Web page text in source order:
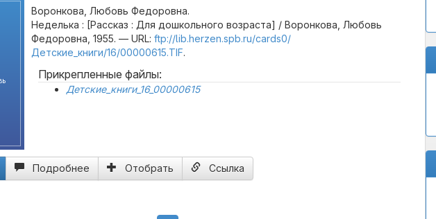
Воронкова, Любовь Федоровна.
Неделька : [Рассказ : Для дошкольного возраста] / Воронкова, Любовь
Федоровна, 1955. — URL: ftp://lib.herzen.spb.ru/cards0/
Детские_книги/16/00000615.TIF.
Прикрепленные файлы:
Детские_книги_16_00000615
Подробнее Отобрать Ссылка